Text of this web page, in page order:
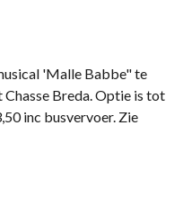
'Malle Babbe" te
Chasse Breda. Optie is tot
inc busvervoer. Zie